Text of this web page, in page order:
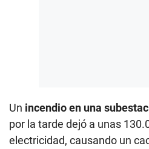
Un incendio en una
por la tarde dejó a unas
electricidad, causando un